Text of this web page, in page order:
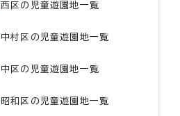
西区の児童遊園地一覧
中村区の児童遊園地一覧
中区の児童遊園地一覧
昭和区の児童遊園地一覧